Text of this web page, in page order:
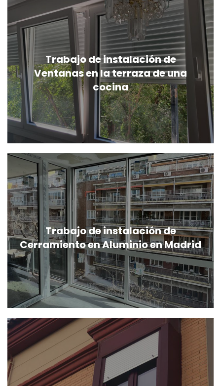
Trabajo de instalación de
Ventanas en la terraza de una
cocina
Trabajo de instalación de
Cerramiento en Aluminio en Madrid